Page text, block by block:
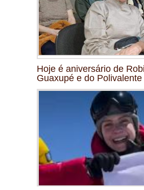
Hoje é aniversário de
Guaxupé e do Polivalente